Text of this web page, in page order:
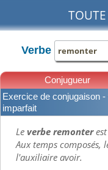
Verbe
Conjugueur
Leçons
Exercice de conjugaison
imparfait
Leverbe remonter
Aux temps composés,
l'auxiliaire avoir.